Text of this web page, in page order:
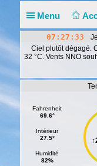
Menu
07:27:33
Ciel plutôt dégagé.
32 °C. Vents NNO
Fahrenheit
69.6°
Intérieur
27.5°
Humidité
82%
↑